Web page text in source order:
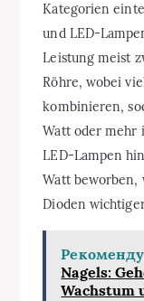
Kategorien
und LED-
Leistung meist
Röhre, wobei
kombinieren,
Watt oder mehr
LED-Lampen
Watt beworben,
Dioden
Nagels:
Wachstum